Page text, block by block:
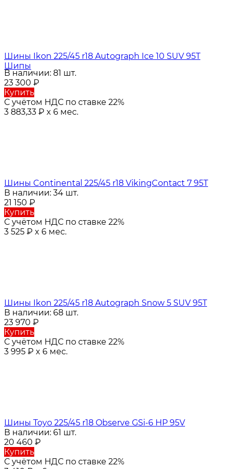
Шины Ikon 225/45 r18 Autograph Ice 10 SUV 95T
Шипы
В наличии: 81 шт.
23 300 ₽
Купить
С учётом НДС по ставке 22%
3 883,33 ₽ x 6 мес.
Шины Continental 225/45 r18 VikingContact 7 95T
В наличии: 34 шт.
21 150 ₽
Купить
С учётом НДС по ставке 22%
3 525 ₽ x 6 мес.
Шины Ikon 225/45 r18 Autograph Snow 5 SUV 95T
В наличии: 68 шт.
23 970 ₽
Купить
С учётом НДС по ставке 22%
3 995 ₽ x 6 мес.
Шины Toyo 225/45 r18 Observe GSi-6 HP 95V
В наличии: 61 шт.
20 460 ₽
Купить
С учётом НДС по ставке 22%